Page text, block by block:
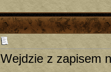
Wejdzie z zapisem